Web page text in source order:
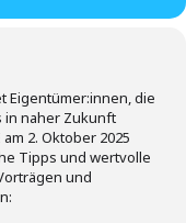
Eigentümer:innen, die
in naher Zukunft
2. Oktober 2025
Tipps und wertvolle
und